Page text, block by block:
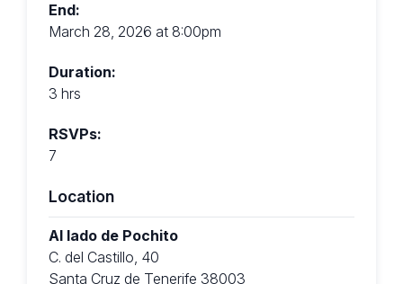
End:
March 28, 2026 at 8:00pm
Duration:
3 hrs
RSVPs:
7
Location
Al lado de Pochito
C. del Castillo, 40
Santa Cruz de Tenerife 38003